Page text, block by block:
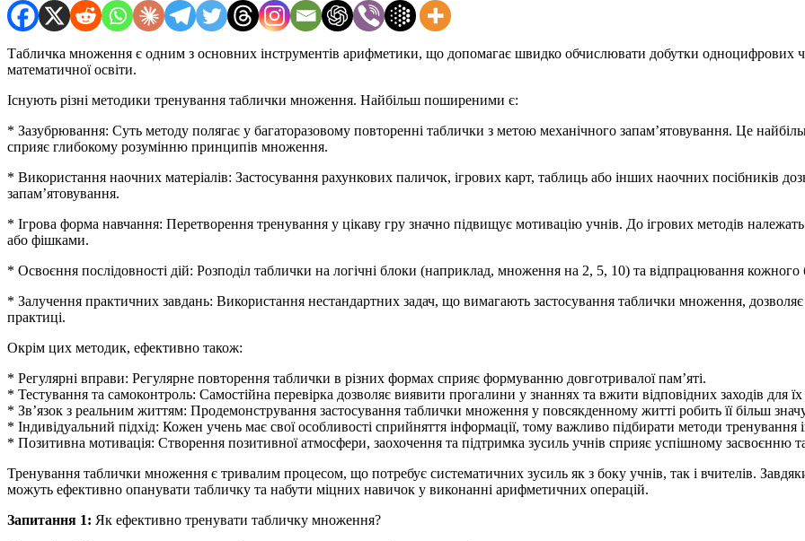
Табличка множення є одним з основних інструментів арифметики, що допомагає швидко обчислювати добутки одноцифрових
математичної освіти.
Існують різні методики тренування таблички множення. Найбільш поширеними є:
* Зазубрювання: Суть методу полягає у багаторазовому повторенні таблички з метою механічного запам’ятовування. Це
сприяє глибокому розумінню принципів множення.
* Використання наочних матеріалів: Застосування рахункових паличок, ігрових карт, таблиць або інших наочних посібників
запам’ятовування.
* Ігрова форма навчання: Перетворення тренування у цікаву гру значно підвищує мотивацію учнів. До ігрових методів
або фішками.
* Освоєння послідовності дій: Розподіл таблички на логічні блоки (наприклад, множення на 2, 5, 10) та відпрацювання
* Залучення практичних завдань: Використання нестандартних задач, що вимагають застосування таблички множення, дозволяє
практиці.
Окрім цих методик, ефективно також:
* Регулярні вправи: Регулярне повторення таблички в різних формах сприяє формуванню довготривалої пам’яті.
* Тестування та самоконтроль: Самостійна перевірка дозволяє виявити прогалини у знаннях та вжити відповідних заходів для
* Зв’язок з реальним життям: Продемонстрування застосування таблички множення у повсякденному житті робить її більш
* Індивідуальний підхід: Кожен учень має свої особливості сприйняття інформації, тому важливо підбирати методи тренування
* Позитивна мотивація: Створення позитивної атмосфери, заохочення та підтримка зусиль учнів сприяє успішному засвоєнню
Тренування таблички множення є тривалим процесом, що потребує систематичних зусиль як з боку учнів, так і вчителів.
можуть ефективно опанувати табличку та набути міцних навичок у виконанні арифметичних операцій.
Запитання 1: Як ефективно тренувати табличку множення?